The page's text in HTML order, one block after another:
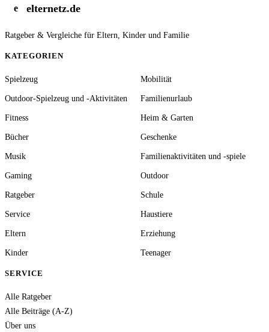
e elternetz.de
Ratgeber & Vergleiche für Eltern, Kinder und Familie
KATEGORIEN
Spielzeug Mobilität
Outdoor-Spielzeug und -Aktivitäten Familienurlaub
Fitness Heim & Garten
Bücher Geschenke
Musik Familienaktivitäten und -spiele
Gaming Outdoor
Ratgeber Schule
Service Haustiere
Eltern Erziehung
Kinder Teenager
SERVICE
Alle Ratgeber
Alle Beiträge (A-Z)
Über uns